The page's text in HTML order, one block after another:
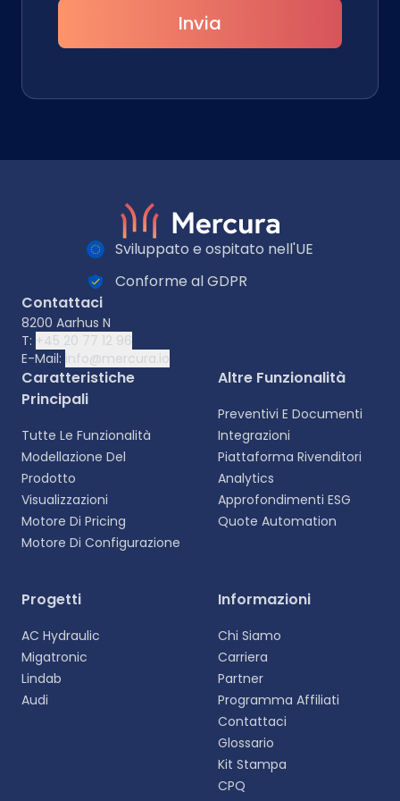
Selezionare la lingua
un'esperienza più personalizzata.
Invia
Sviluppato e ospitato nell'UE
Conforme al GDPR
Contattaci
8200 Aarhus N
T: +45 20 77 12 96
E-Mail: info@mercura.io
Caratteristiche
Principali
Tutte Le Funzionalità
Modellazione Del
Prodotto
Visualizzazioni
Motore Di Pricing
Motore Di Configurazione
Altre Funzionalità
Preventivi E Documenti
Integrazioni
Piattaforma Rivenditori
Analytics
Approfondimenti ESG
Quote Automation
Progetti
AC Hydraulic
Migatronic
Lindab
Audi
Informazioni
Chi Siamo
Carriera
Partner
Programma Affiliati
Contattaci
Glossario
Kit Stampa
CPQ